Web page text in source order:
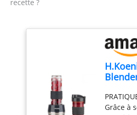
recette ?
570ml,
Lames
Grâce à